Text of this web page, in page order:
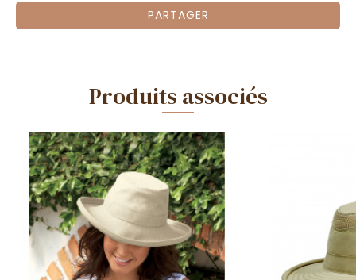
PARTAGER
Produits associés